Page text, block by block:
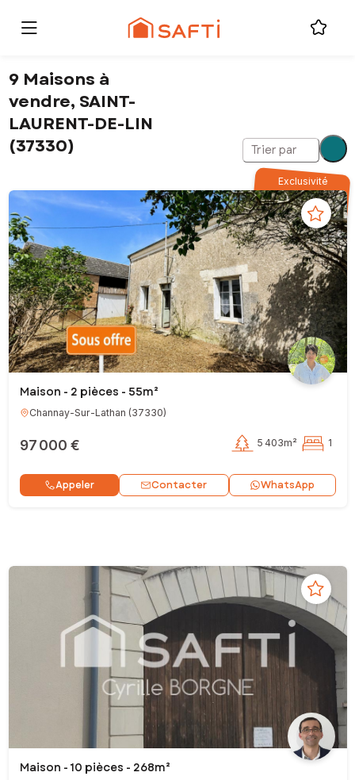
9 Maisons à
vendre, SAINT-
LAURENT-DE-LIN
(37330)
Trier par
Exclusivité
Maison - 2 pièces - 55m²
Channay-Sur-Lathan (37330)
97 000 € 5 403m² 1
Appeler Contacter WhatsApp
Maison - 10 pièces - 268m²